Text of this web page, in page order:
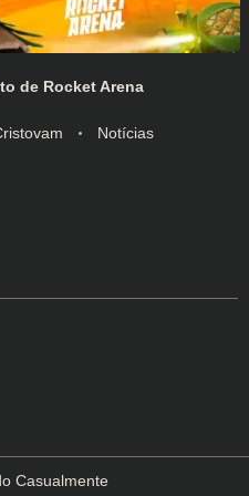
de Rocket Arena
Notícias
Casualmente